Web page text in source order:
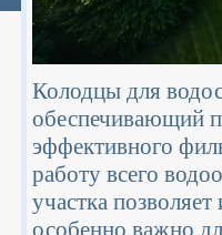
Колодцы для
обеспечивающий
эффективного
работу всего
участка
особенно важно